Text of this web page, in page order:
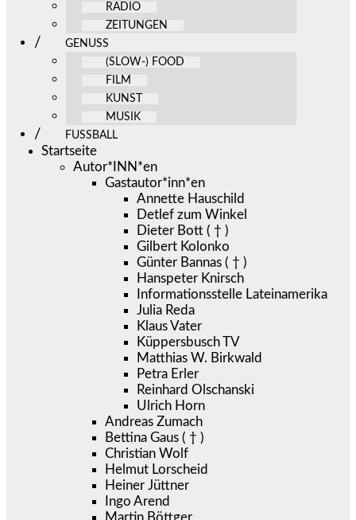
RADIO
ZEITUNGEN
GENUSS
(SLOW-) FOOD
FILM
KUNST
MUSIK
FUSSBALL
Startseite
Autor*INN*en
Gastautor*inn*en
Annette Hauschild
Detlef zum Winkel
Dieter Bott ( † )
Gilbert Kolonko
Günter Bannas ( † )
Hanspeter Knirsch
Informationsstelle Lateinamerika
Julia Reda
Klaus Vater
Küppersbusch TV
Matthias W. Birkwald
Petra Erler
Reinhard Olschanski
Ulrich Horn
Andreas Zumach
Bettina Gaus ( † )
Christian Wolf
Helmut Lorscheid
Heiner Jüttner
Ingo Arend
Martin Böttger